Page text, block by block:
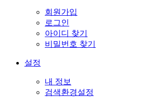
회원가입
로그인
아이디 찾기
비밀번호 찾기
설정
내 정보
검색환경설정